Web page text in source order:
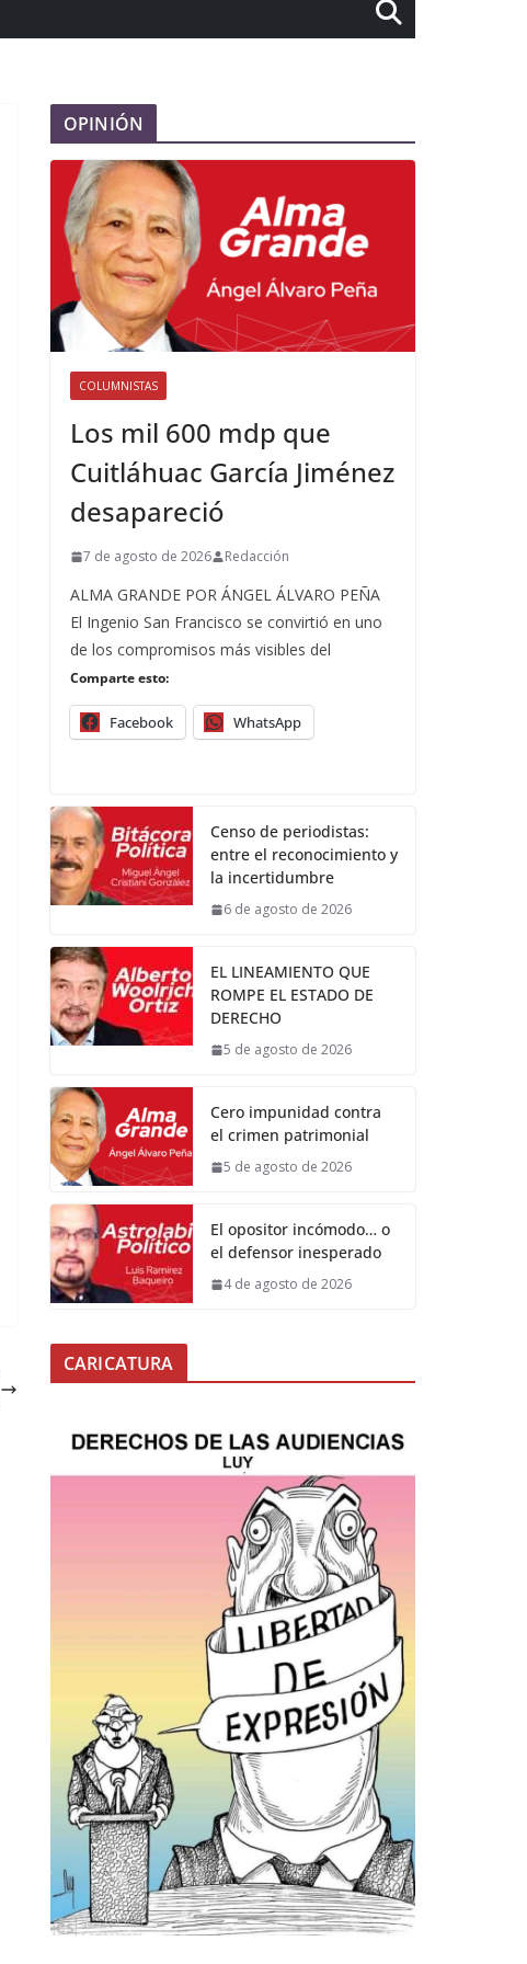
OPINIÓN
COLUMNISTAS
Los mil 600 mdp que
Cuitláhuac García Jiménez
desapareció
7 de agosto de 2026 Redacción
ALMA GRANDE POR ÁNGEL ÁLVARO PEÑA
El Ingenio San Francisco se convirtió en uno
de los compromisos más visibles del
Comparte esto:
Facebook WhatsApp
Censo de periodistas:
entre el reconocimiento y
la incertidumbre
6 de agosto de 2026
EL LINEAMIENTO QUE
ROMPE EL ESTADO DE
DERECHO
5 de agosto de 2026
Cero impunidad contra
el crimen patrimonial
5 de agosto de 2026
El opositor incómodo… o
el defensor inesperado
4 de agosto de 2026
CARICATURA